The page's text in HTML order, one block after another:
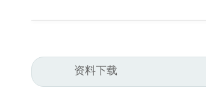
资料下载